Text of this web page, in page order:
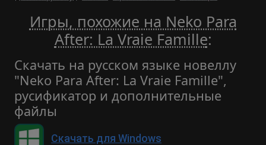
Игры, похожие на Neko Para
After: La Vraie Famille:
Скачать на русском языке новеллу
"Neko Para After: La Vraie Famille",
русификатор и дополнительные
файлы
Скачать для Windows